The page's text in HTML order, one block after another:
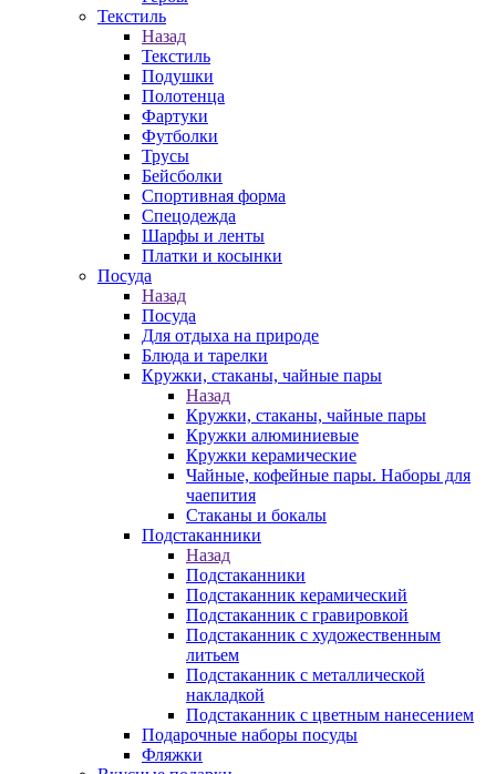
Текстиль
Назад
Текстиль
Подушки
Полотенца
Фартуки
Футболки
Трусы
Бейсболки
Спортивная форма
Спецодежда
Шарфы и ленты
Платки и косынки
Посуда
Назад
Посуда
Для отдыха на природе
Блюда и тарелки
Кружки, стаканы, чайные пары
Назад
Кружки, стаканы, чайные пары
Кружки алюминиевые
Кружки керамические
Чайные, кофейные пары. Наборы для
чаепития
Стаканы и бокалы
Подстаканники
Назад
Подстаканники
Подстаканник керамический
Подстаканник c гравировкой
Подстаканник с художественным
литьем
Подстаканник с металлической
накладкой
Подстаканник с цветным нанесением
Подарочные наборы посуды
Фляжки